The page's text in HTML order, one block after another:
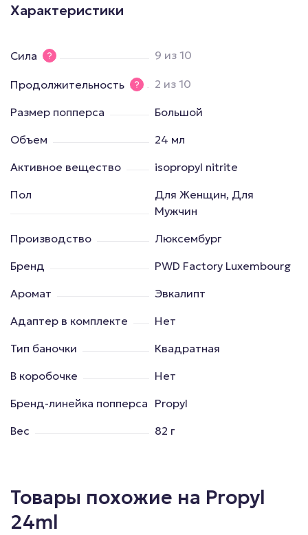
Характеристики
Сила 9 из 10
Продолжительность 2 из 10
Размер попперса
Большой
Объем
24 мл
Активное вещество
isopropyl nitrite
Пол
Для Женщин, Для
Мужчин
Производство
Люксембург
Бренд
PWD Factory Luxembourg
Аромат
Эвкалипт
Адаптер в комплекте
Нет
Тип баночки
Квадратная
В коробочке
Нет
Бренд-линейка попперса Propyl
Вес
82 г
Товары похожие на Propyl
24ml